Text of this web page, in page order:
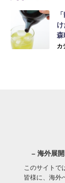
森
カ
– 海外展
このサイトで
皆様に、海外